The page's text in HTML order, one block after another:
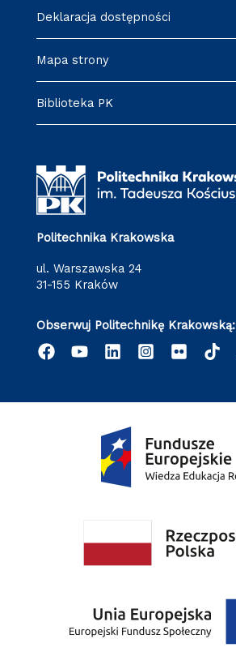
Deklaracja dostępności
Mapa strony
Biblioteka PK
Politechnika Krakowska
ul. Warszawska 24
31-155 Kraków
Obserwuj Politechnikę Krakowską: